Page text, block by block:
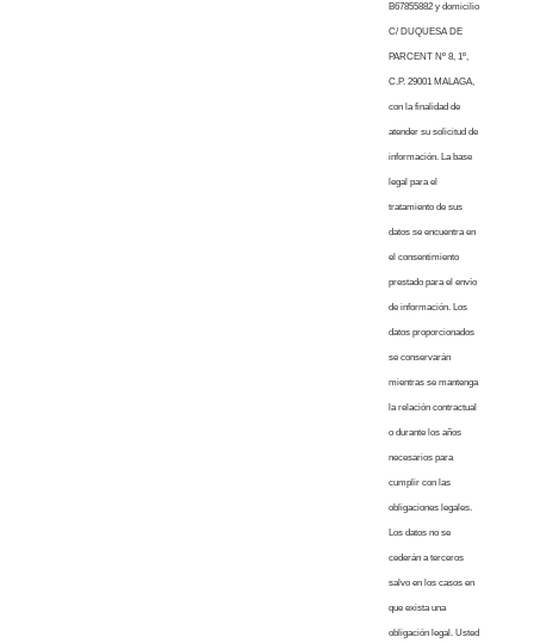
B67855882 y domicilio
C/ DUQUESA DE
PARCENT Nº 8, 1º,
C.P. 29001 MALAGA,
con la finalidad de
atender su solicitud de
información. La base
legal para el
tratamiento de sus
datos se encuentra en
el consentimiento
prestado para el envío
de información. Los
datos proporcionados
se conservarán
mientras se mantenga
la relación contractual
o durante los años
necesarios para
cumplir con las
obligaciones legales.
Los datos no se
cederán a terceros
salvo en los casos en
que exista una
obligación legal. Usted